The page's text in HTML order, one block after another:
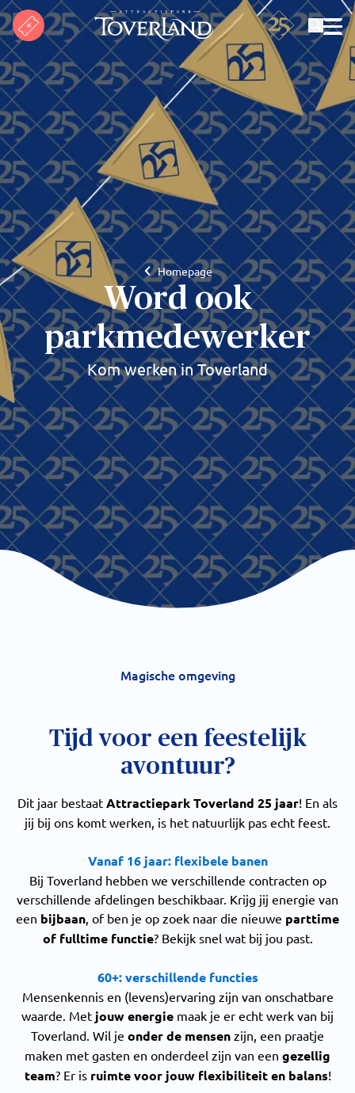
Zoeken
Homepage
Word ook
parkmedewerker
Kom werken in Toverland
Magische omgeving
Tijd voor een feestelijk
avontuur?
Dit jaar bestaat Attractiepark Toverland 25 jaar! En als
jij bij ons komt werken, is het natuurlijk pas echt feest.
Vanaf 16 jaar: flexibele banen
Bij Toverland hebben we verschillende contracten op
verschillende afdelingen beschikbaar. Krijg jij energie van
een bijbaan, of ben je op zoek naar die nieuwe parttime
of fulltime functie? Bekijk snel wat bij jou past.
60+: verschillende functies
Mensenkennis en (levens)ervaring zijn van onschatbare
waarde. Met jouw energie maak je er echt werk van bij
Toverland. Wil je onder de mensen zijn, een praatje
maken met gasten en onderdeel zijn van een gezellig
team? Er is ruimte voor jouw flexibiliteit en balans!